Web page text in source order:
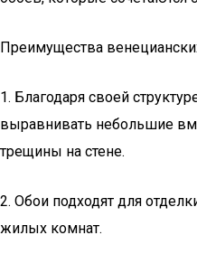
Преимущества
1. Благодаря своей
выравнивать небольшие
трещины на стене.
2. Обои подходят для
жилых комнат.